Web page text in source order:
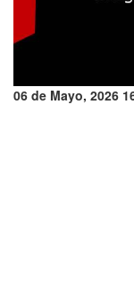
06 de Mayo, 2026